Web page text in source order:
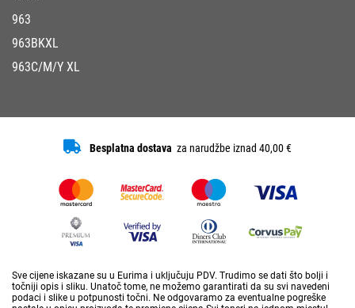
963
963BKXL
963C/M/Y XL
Besplatna dostava za narudžbe iznad 40,00 €
Sve cijene iskazane su u Eurima i uključuju PDV. Trudimo se dati što bolji i
točniji opis i sliku. Unatoč tome, ne možemo garantirati da su svi navedeni
podaci i slike u potpunosti točni. Ne odgovaramo za eventualne pogreške